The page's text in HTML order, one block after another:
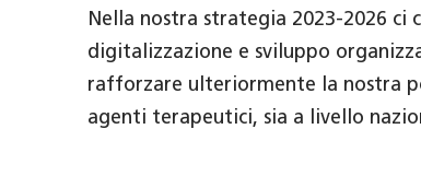
Nella nostra strategia 2023-2026 ci
digitalizzazione e sviluppo
rafforzare ulteriormente la nostra
agenti terapeutici, sia a livello